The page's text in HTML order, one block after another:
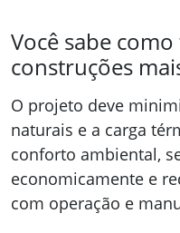
Você sabe
construções
O projeto deve
naturais e a carga
conforto ambiental,
economicamente e
com operação e